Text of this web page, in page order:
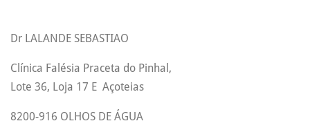
Dr LALANDE SEBASTIAO
Clínica Falésia Praceta do Pinhal,
Lote 36, Loja 17 E Açoteias
8200-916 OLHOS DE ÁGUA